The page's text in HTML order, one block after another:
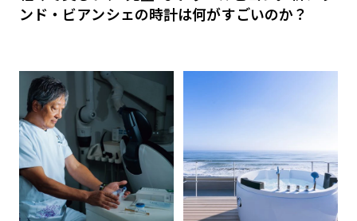
ンド・ビアンシェの時計は何がすごいのか？